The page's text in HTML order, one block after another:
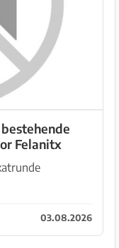
Felanitx
03.08.2026